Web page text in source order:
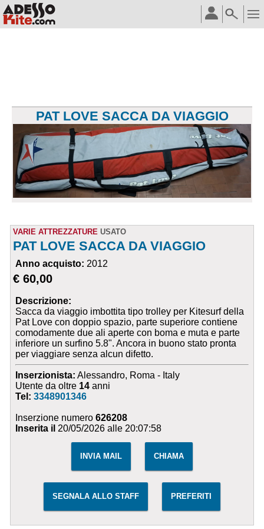
PAT LOVE SACCA DA VIAGGIO
VARIE ATTREZZATURE USATO
PAT LOVE SACCA DA VIAGGIO
Anno acquisto: 2012
€ 60,00
Descrizione:
Sacca da viaggio imbottita tipo trolley per Kitesurf della
Pat Love con doppio spazio, parte superiore contiene
comodamente due ali aperte con boma e muta e parte
inferiore un surfino 5.8". Ancora in buono stato pronta
per viaggiare senza alcun difetto.
Inserzionista: Alessandro, Roma - Italy
Utente da oltre 14 anni
Tel:3348901346
Inserzione numero626208
Inserita il 20/05/2026 alle 20:07:58
INVIA MAIL CHIAMA
SEGNALA ALLO STAFF PREFERITI